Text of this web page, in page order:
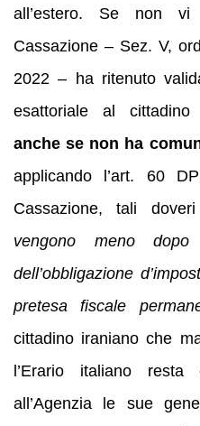
all’estero. Se non
Cassazione – Sez. V,
2022 – ha ritenuto
esattoriale al
anche se non ha
applicando l’art. 60
Cassazione, tali
vengono meno dopo
dell’obbligazione
pretesa fiscale
cittadino iraniano che
l’Erario italiano resta
all’Agenzia le sue